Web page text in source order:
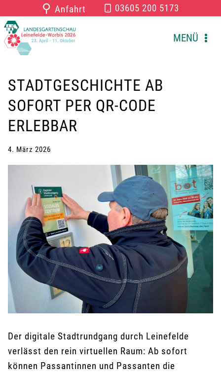
Inhalt
springen
⚲ Anfahrt 03605 200 5173
MENÜ
STADTGESCHICHTE AB
SOFORT PER QR-CODE
ERLEBBAR
4. März 2026
Der digitale Stadtrundgang durch Leinefelde
verlässt den rein virtuellen Raum: Ab sofort
können Passantinnen und Passanten die